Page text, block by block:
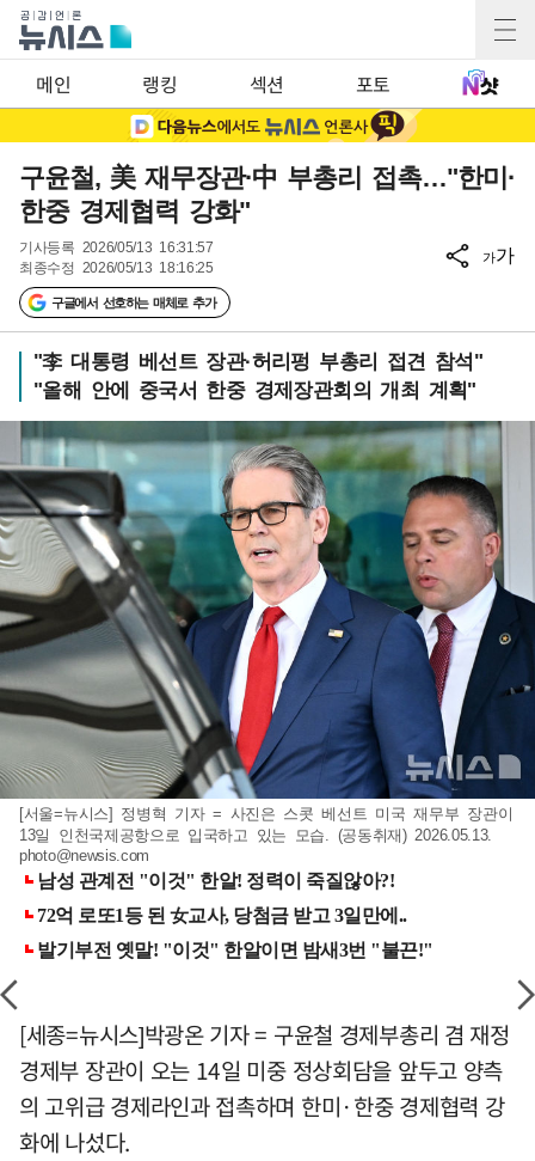
메인 랭킹 섹션 포토
구윤철, 美 재무장관·中 부총리 접촉…"한미·
한중 경제협력 강화"
기사등록 2026/05/13 16:31:57
최종수정 2026/05/13 18:16:25
구글에서 선호하는 매체로 추가
가가
"李 대통령 베선트 장관·허리펑 부총리 접견 참석"
"올해 안에 중국서 한중 경제장관회의 개최 계획"
[서울=뉴시스] 정병혁 기자 = 사진은 스콧 베선트 미국 재무부 장관이
13일 인천국제공항으로 입국하고 있는 모습. (공동취재) 2026.05.13.
photo@newsis.com
[세종=뉴시스]박광온 기자 = 구윤철 경제부총리 겸 재정
경제부 장관이 오는 14일 미중 정상회담을 앞두고 양측
의 고위급 경제라인과 접촉하며 한미·한중 경제협력 강
화에 나섰다.